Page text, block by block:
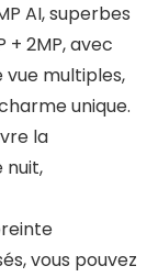
AI, superbes
+ 2MP, avec
vue multiples,
unique.
la
nuit,
vous pouvez